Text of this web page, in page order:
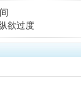
欲过度